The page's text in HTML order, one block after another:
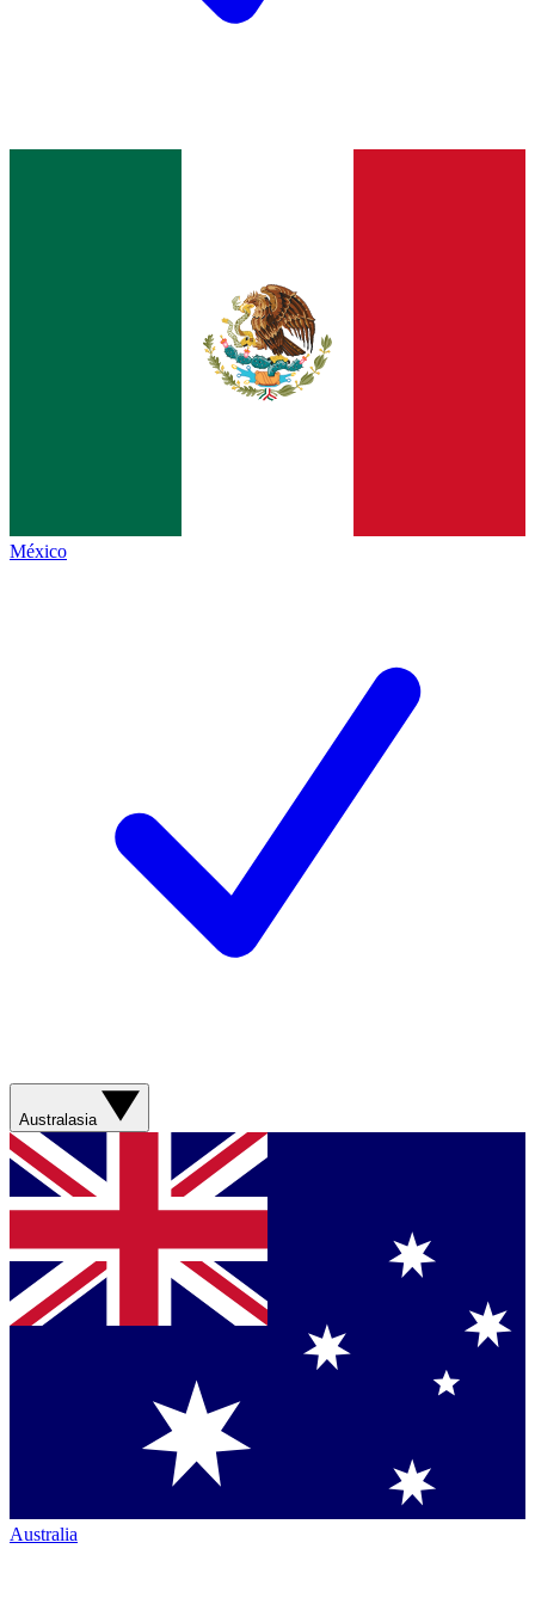
México
Australasia
Australia